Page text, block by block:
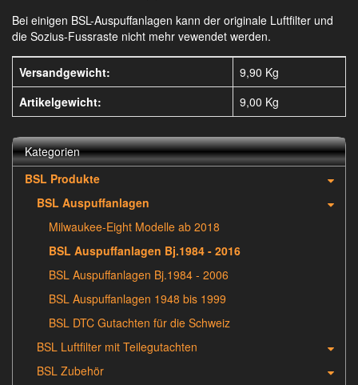
Bei einigen BSL-Auspuffanlagen kann der originale Luftfilter und
die Sozius-Fussraste nicht mehr vewendet werden.
Versandgewicht:
9,90 Kg
Artikelgewicht:
9,00 Kg
Kategorien
BSL Produkte
BSL Auspuffanlagen
Milwaukee-Eight Modelle ab 2018
BSL Auspuffanlagen Bj.1984 - 2016
BSL Auspuffanlagen Bj.1984 - 2006
BSL Auspuffanlagen 1948 bis 1999
BSL DTC Gutachten für die Schweiz
BSL Luftfilter mit Teilegutachten
BSL Zubehör